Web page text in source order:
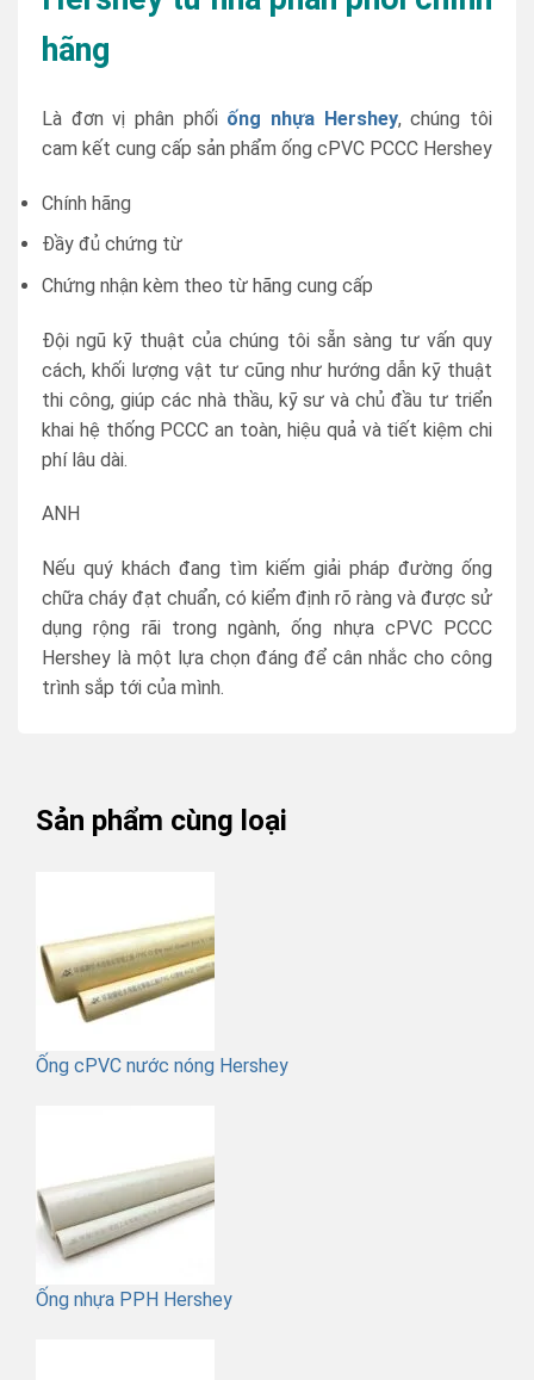
hãng
Là đơn vị phân phối ống nhựa Hershey, chúng tôi
cam kết cung cấp sản phẩm ống cPVC PCCC Hershey
Chính hãng
Đầy đủ chứng từ
Chứng nhận kèm theo từ hãng cung cấp
Đội ngũ kỹ thuật của chúng tôi sẵn sàng tư vấn quy
cách, khối lượng vật tư cũng như hướng dẫn kỹ thuật
thi công, giúp các nhà thầu, kỹ sư và chủ đầu tư triển
khai hệ thống PCCC an toàn, hiệu quả và tiết kiệm chi
phí lâu dài.
ANH
Nếu quý khách đang tìm kiếm giải pháp đường ống
chữa cháy đạt chuẩn, có kiểm định rõ ràng và được sử
dụng rộng rãi trong ngành, ống nhựa cPVC PCCC
Hershey là một lựa chọn đáng để cân nhắc cho công
trình sắp tới của mình.
Sản phẩm cùng loại
Ống cPVC nước nóng Hershey
Ống nhựa PPH Hershey